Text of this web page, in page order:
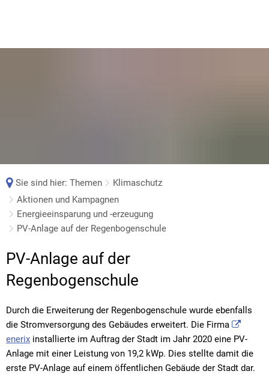
Sie sind hier: Themen
Klimaschutz
Aktionen und Kampagnen
Energieeinsparung und -erzeugung
PV-Anlage auf der Regenbogenschule
PV-
Anlage
der
Regenbogenschule
PV-Anlage auf der
Regenbogenschule
Durch die Erweiterung der Regenbogenschule wurde ebenfalls
die Stromversorgung des Gebäudes erweitert. Die Firma
enerix installierte im Auftrag der Stadt im Jahr 2020 eine PV-
Anlage mit einer Leistung von 19,2 kWp. Dies stellte damit die
erste PV-Anlage auf einem öffentlichen Gebäude der Stadt dar.